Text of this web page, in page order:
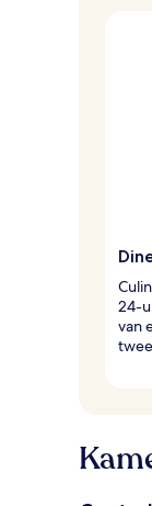
24-
van